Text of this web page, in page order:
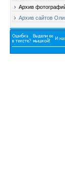
Архив
Архив сайтов